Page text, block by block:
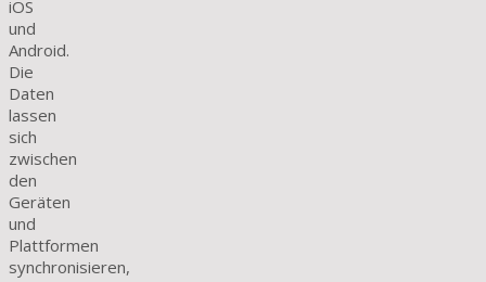
iOS
und
Android.
Die
Daten
lassen
sich
zwischen
den
Geräten
und
Plattformen
synchronisieren,